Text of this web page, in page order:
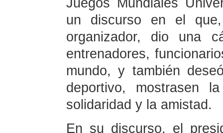
Juegos Mundiales
un discurso en el
organizador, dio una
entrenadores,
mundo, y también
deportivo, mostrasen
solidaridad y la amistad.
En su discurso, el